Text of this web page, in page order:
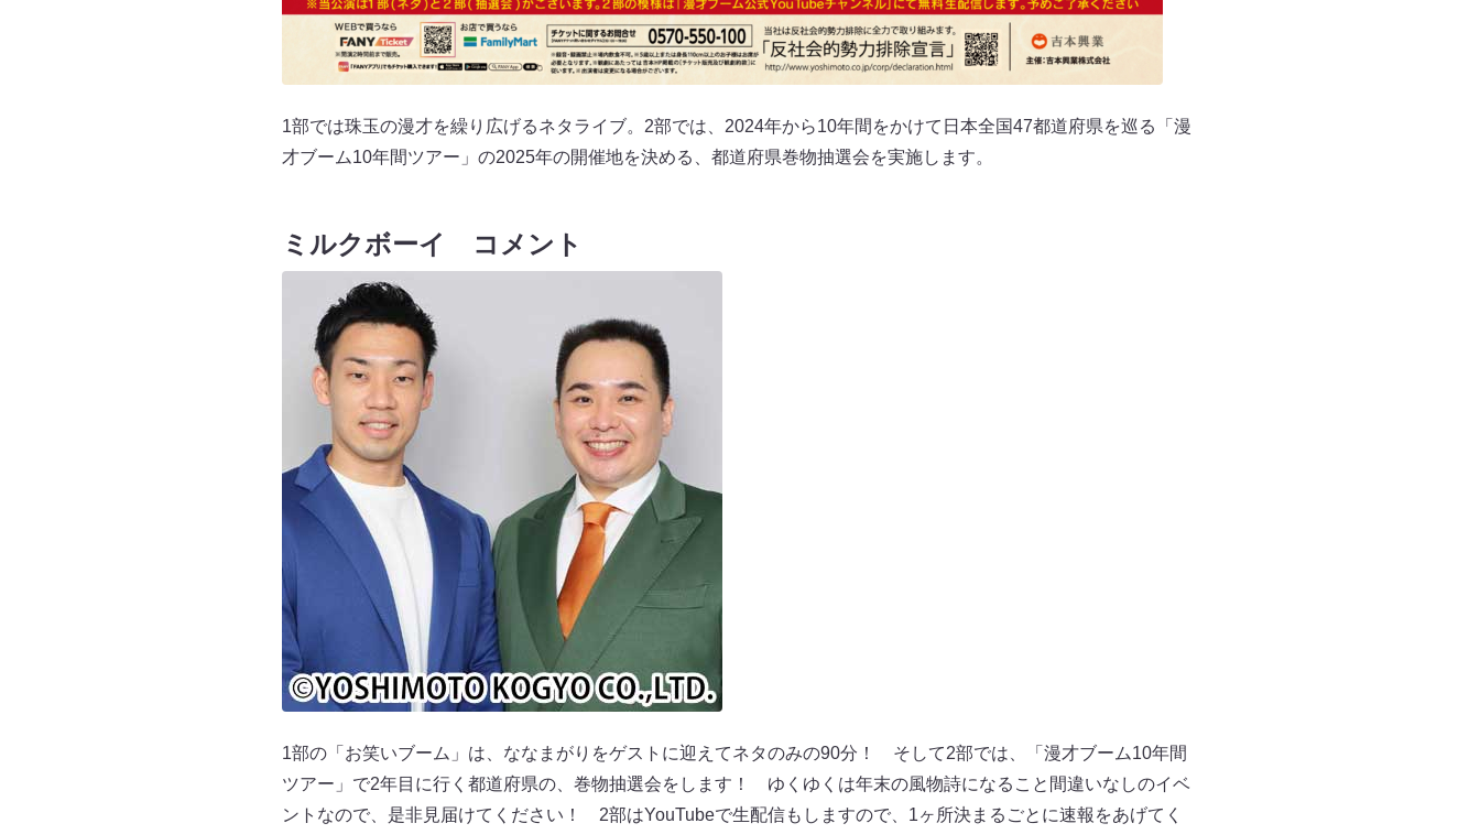
1部では珠玉の漫才を繰り広げるネタライブ。2部では、2024年から10年間をかけて日本全国47都道府県を巡る「漫
才ブーム10年間ツアー」の2025年の開催地を決める、都道府県巻物抽選会を実施します。
ミルクボーイ コメント
1部の「お笑いブーム」は、ななまがりをゲストに迎えてネタのみの90分！ そして2部では、「漫才ブーム10年間
ツアー」で2年目に行く都道府県の、巻物抽選会をします！ ゆくゆくは年末の風物詩になること間違いなしのイベ
ントなので、是非見届けてください！ 2部はYouTubeで生配信もしますので、1ヶ所決まるごとに速報をあげてく